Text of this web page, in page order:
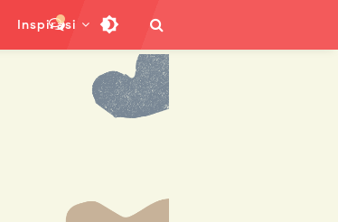
Inspirasi